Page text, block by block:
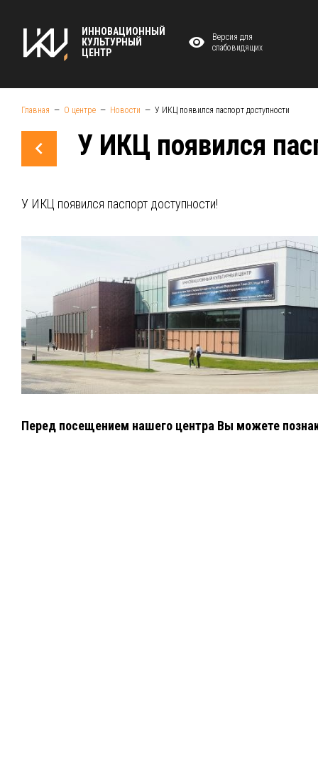
ИННОВАЦИОННЫЙ
КУЛЬТУРНЫЙ
ЦЕНТР
Версия для
слабовидящих
Главная О центре Новости У ИКЦ появился паспорт доступности
У ИКЦ появился
У ИКЦ появился паспорт доступности!
Перед посещением нашего центра Вы можете